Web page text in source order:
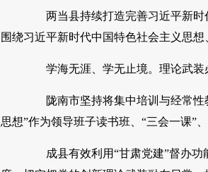
两当县持续打造完善习近平新时
围绕习近平新时代中国特色社会主义思
学海无涯、学无止境。理论武装
陇南市坚持将集中培训与经常性
思想”作为领导班子读书班、“三会一课”
成县有效利用“甘肃党建”督办功